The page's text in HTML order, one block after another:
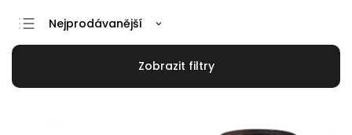
Doporučujeme
Nejprodávanější